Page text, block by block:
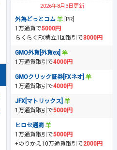
2026年8月3日更新
外為どっとコム
[PR]
1万通貨で5000円
らくらくFX積立1回取引で3000円
GMO外貨[外貨ex]
1万通貨取引で4000円
GMOクリック証券[FXネオ]
1万通貨取引で4000円
JFX[マトリックス]
1万通貨取引で5000円
ヒロセ通商
1万通貨取引で5000円
+のりかえ10万通貨取引で2000円